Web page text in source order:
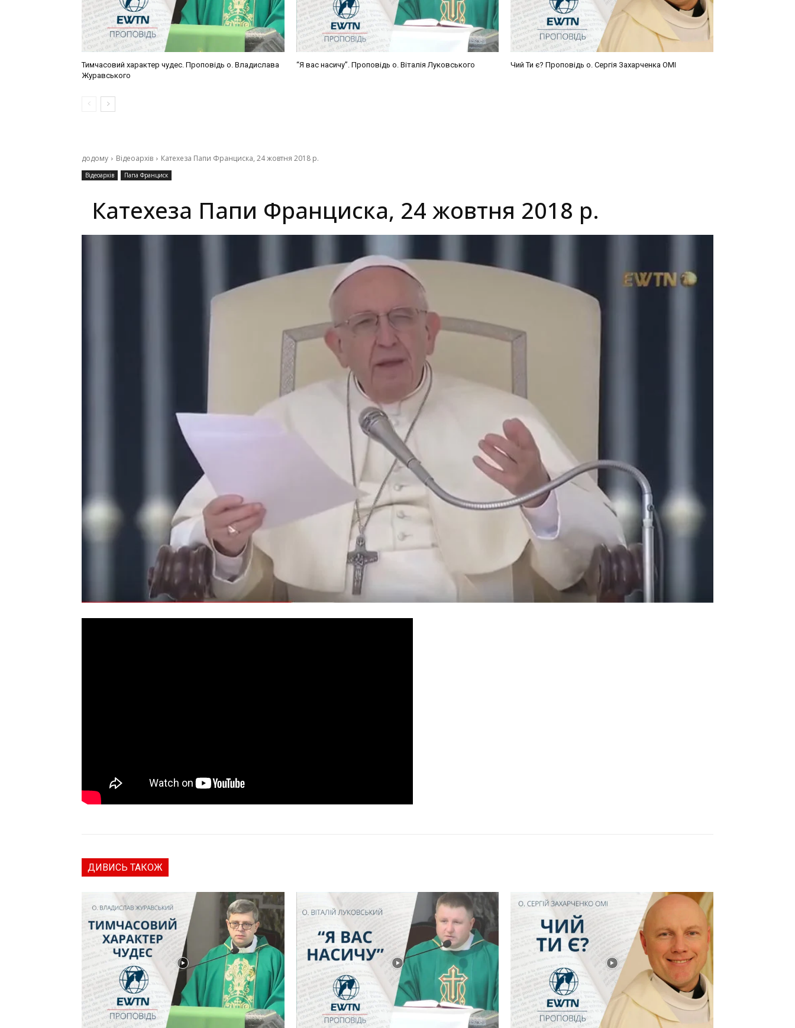
Тимчасовий характер чудес. Проповідь о. Владислава
Журавського
“Я вас насичу”. Проповідь о. Віталія Луковського Чий Ти є? Проповідь о. Сергія Захарченка ОМІ